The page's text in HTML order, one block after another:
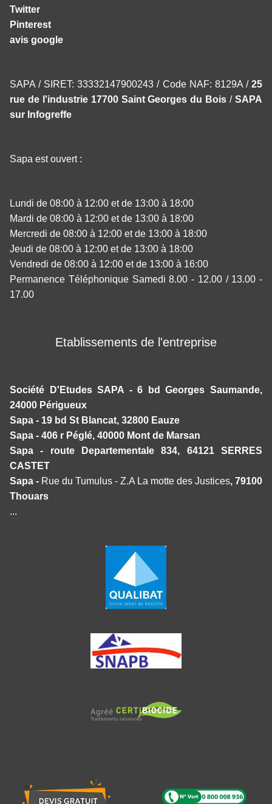
Twitter
Pinterest
avis google
SAPA / SIRET: 33332147900243 / Code NAF: 8129A / 25
rue de l'industrie 17700 Saint Georges du Bois /SAPA
sur Infogreffe
Sapa est ouvert :
Lundi de 08:00 à 12:00 et de 13:00 à 18:00
Mardi de 08:00 à 12:00 et de 13:00 à 18:00
Mercredi de 08:00 à 12:00 et de 13:00 à 18:00
Jeudi de 08:00 à 12:00 et de 13:00 à 18:00
Vendredi de 08:00 à 12:00 et de 13:00 à 16:00
Permanence Téléphonique Samedi 8.00 - 12.00 / 13.00 -
17.00
Etablissements de l'entreprise
Société D'Etudes SAPA - 6 bd Georges Saumande,
24000 Périgueux
Sapa - 19 bd St Blancat, 32800 Eauze
Sapa - 406 r Péglé, 40000 Mont de Marsan
Sapa - route Departementale 834, 64121 SERRES
CASTET
Sapa - Rue du Tumulus - Z.A La motte des Justices, 79100
Thouars
...